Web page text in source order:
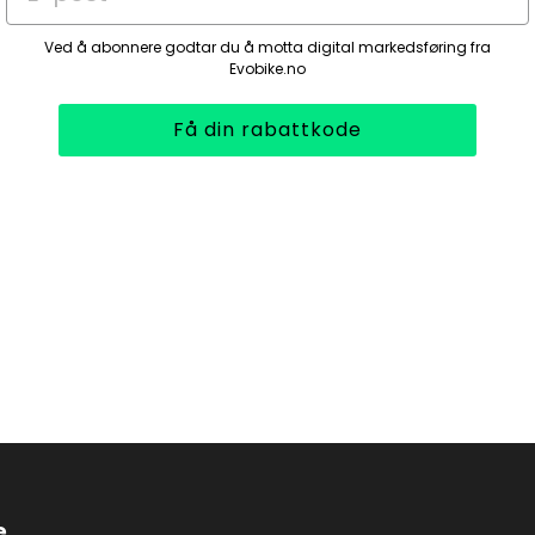
Ved å abonnere godtar du å motta digital markedsføring fra
Evobike.no
Få din rabattkode